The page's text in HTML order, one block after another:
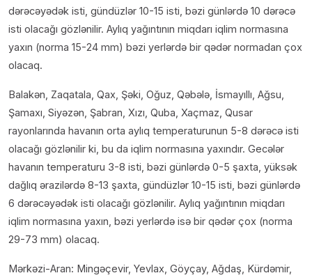
dərəcəyədək isti, gündüzlər 10-15 isti, bəzi günlərdə 10 dərəcə
isti olacağı gözlənilir. Aylıq yağıntının miqdarı iqlim normasına
yaxın (norma 15-24 mm) bəzi yerlərdə bir qədər normadan çox
olacaq.
Balakən, Zaqatala, Qax, Şəki, Oğuz, Qəbələ, İsmayıllı, Ağsu,
Şamaxı, Siyəzən, Şabran, Xızı, Quba, Xaçmaz, Qusar
rayonlarında havanın orta aylıq temperaturunun 5-8 dərəcə isti
olacağı gözlənilir ki, bu da iqlim normasına yaxındır. Gecələr
havanın temperaturu 3-8 isti, bəzi günlərdə 0-5 şaxta, yüksək
dağlıq ərazilərdə 8-13 şaxta, gündüzlər 10-15 isti, bəzi günlərdə
6 dərəcəyədək isti olacağı gözlənilir. Aylıq yağıntının miqdarı
iqlim normasına yaxın, bəzi yerlərdə isə bir qədər çox (norma
29-73 mm) olacaq.
Mərkəzi-Aran: Mingəçevir, Yevlax, Göyçay, Ağdaş, Kürdəmir,